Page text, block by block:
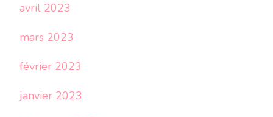
avril 2023
mars 2023
février 2023
janvier 2023